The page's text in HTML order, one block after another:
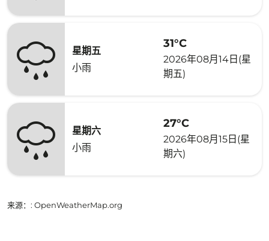
星期五
小雨
31°C
2026年08月14日(星
期五)
星期六
小雨
27°C
2026年08月15日(星
期六)
来源： : OpenWeatherMap.org